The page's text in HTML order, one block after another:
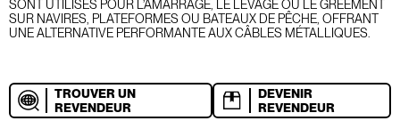
SONT UTILISÉS POUR L’AMARRAGE, LE LEVAGE OU LE GRÉEMENT
SUR NAVIRES, PLATEFORMES OU BATEAUX DE PÊCHE, OFFRANT
UNE ALTERNATIVE PERFORMANTE AUX CÂBLES MÉTALLIQUES.
TROUVER UN
REVENDEUR
DEVENIR
REVENDEUR